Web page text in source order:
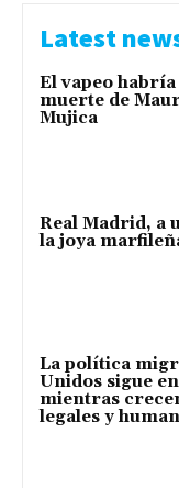
Latest
El vapeo
muerte de
Mujica
Real Madrid, a
la joya
La política
Unidos sigue
mientras
legales y